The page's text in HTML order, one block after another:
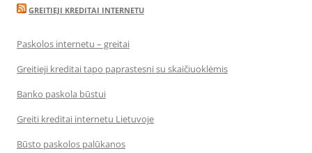
GREITIEJI KREDITAI INTERNETU
Paskolos internetu – greitai
Greitieji kreditai tapo paprastesni su skaičiuoklėmis
Banko paskola būstui
Greiti kreditai internetu Lietuvoje
Būsto paskolos palūkanos